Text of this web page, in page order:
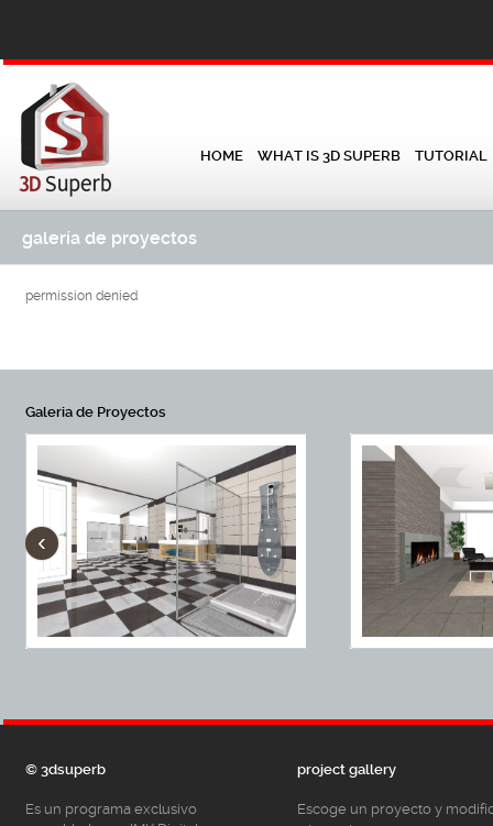
HOME WHAT IS 3D SUPERB TUTORIAL
galería de proyectos
permission denied
Galeria de Proyectos
‹
© 3dsuperb
Es un programa exclusivo
project gallery
Escoge un proyecto y